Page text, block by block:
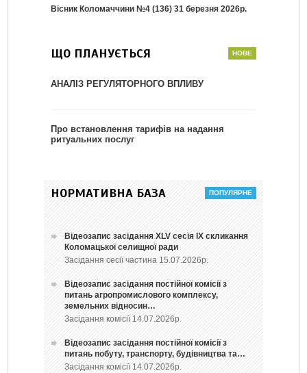
Вісник Коломаччини №4 (136) 31 березня 2026р.
ЩО ПЛАНУЄТЬСЯ
АНАЛІЗ РЕГУЛЯТОРНОГО ВПЛИВУ
Про встановлення тарифів на надання
ритуальних послуг
НОРМАТИВНА БАЗА
Відеозапис засідання ХLV сесія ІХ скликання
Коломацької селищної ради
Засідання сесії частина 15.07.2026р.
Відеозапис засідання постійної комісії з
питань агропромислового комплексу,
земельних відносин…
Засідання комісії 14.07.2026р.
Відеозапис засідання постійної комісії з
питань побуту, транспорту, будівництва та…
Засідання комісії 14.07.2026р.